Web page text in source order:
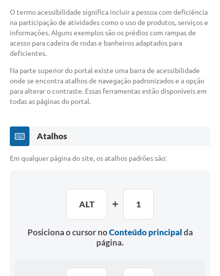
Diário Oficial
Renuncia de Receita
Galeria de Fotos
Cartas de Serviços
Divida Ativa
PROCON
Plano de Capacitação
O termo acessibilidade significa incluir a pessoa com deficiência
na participação de atividades como o uso de produtos, serviços e
informações. Alguns exemplos são os prédios com rampas de
acesso para cadeira de rodas e banheiros adaptados para
deficientes.
Na parte superior do portal existe uma barra de acessibilidade
onde se encontra atalhos de navegação padronizados e a opção
para alterar o contraste. Essas ferramentas estão disponíveis em
todas as páginas do portal.
Atalhos
Em qualquer página do site, os atalhos padrões são:
ALT 1
Posiciona o cursor noConteúdo principalda
página.